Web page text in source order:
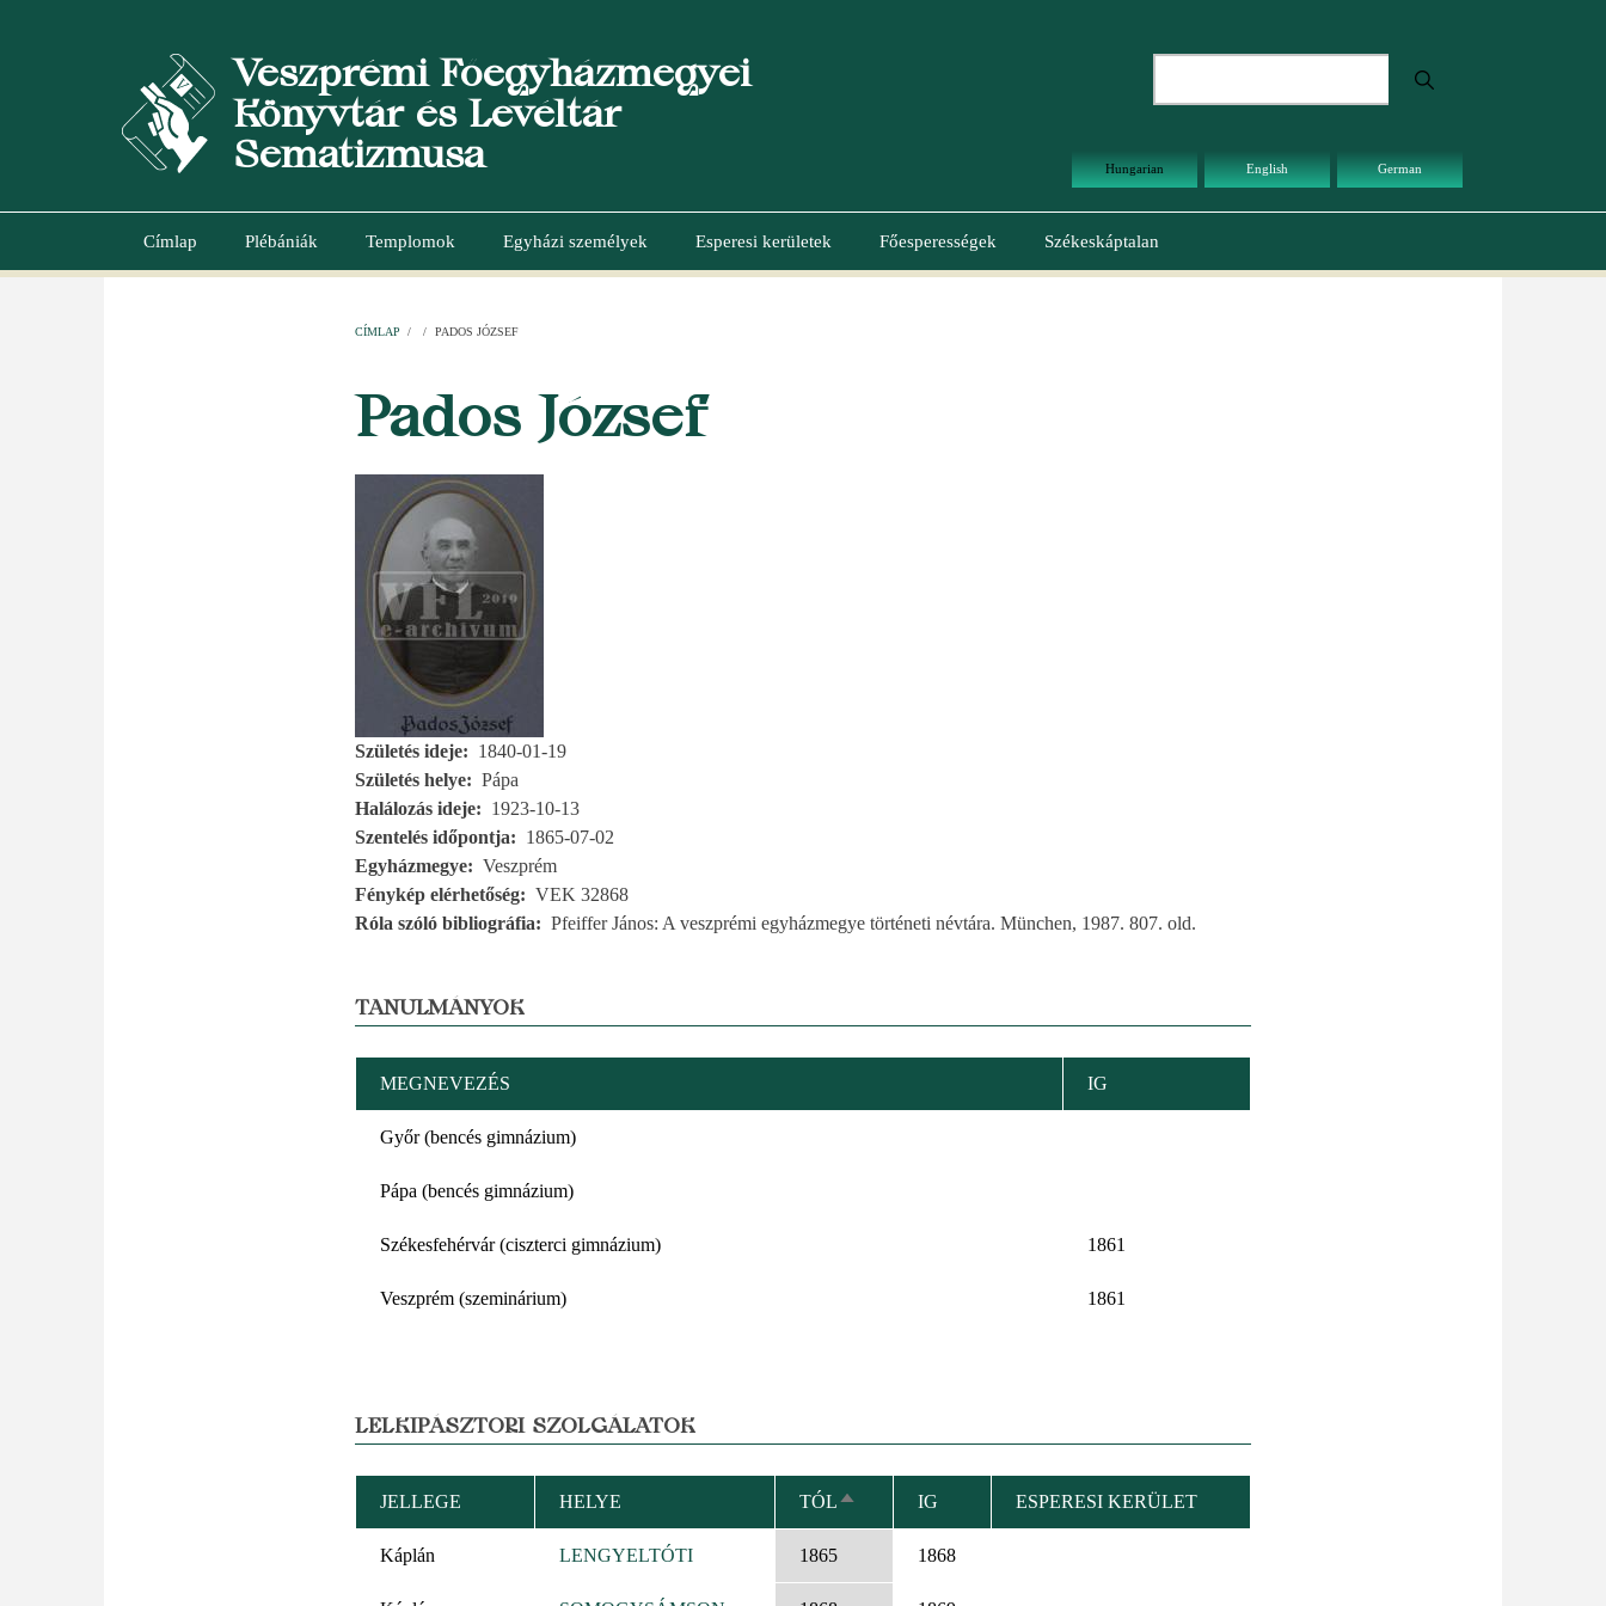
Veszprémi Főegyházmegyei
Könyvtár és Levéltár
Sematizmusa
Hungarian English German
Main
Címlap Plébániák Templomok Egyházi személyek Esperesi kerületek Főesperességek Székeskáptalan
CÍMLAP / / PADOS JÓZSEF
Pados József
Születés ideje
1840-01-19
Születés helye
Pápa
Halálozás ideje
1923-10-13
Szentelés időpontja
1865-07-02
Egyházmegye
Veszprém
Fénykép elérhetőség
VEK 32868
Róla szóló bibliográfia
Pfeiffer János: A veszprémi egyházmegye történeti névtára. München, 1987. 807. old.
TANULMÁNYOK
MEGNEVEZÉS IG
Győr (bencés gimnázium)
Pápa (bencés gimnázium)
Székesfehérvár (ciszterci gimnázium) 1861
Veszprém (szeminárium) 1861
LELKIPÁSZTORI SZOLGÁLATOK
JELLEGE HELYE TÓLCSÖKKENŐ
RENDEZÉS
IG ESPERESI KERÜLET
Káplán LENGYELTÓTI 1865 1868